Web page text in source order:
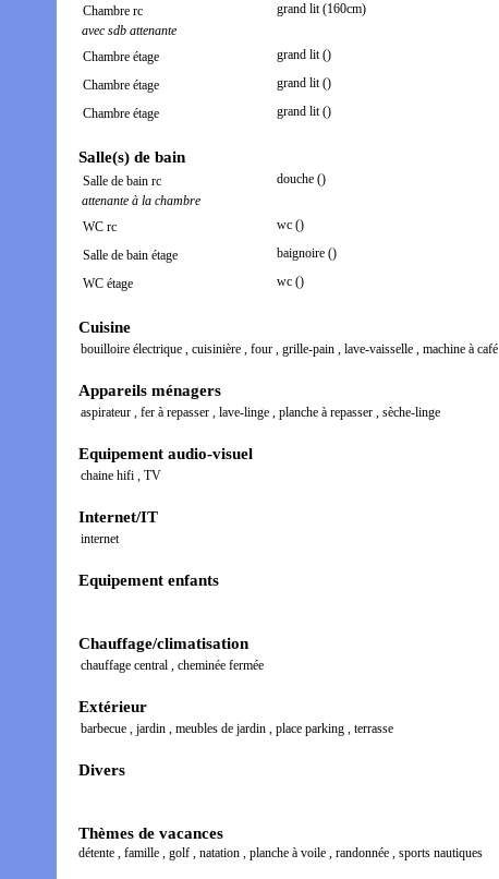
grand lit (160cm)
Chambre rc
avec sdb attenante
grand lit ()
Chambre étage
grand lit ()
Chambre étage
grand lit ()
Chambre étage
Salle(s) de bain
douche ()
Salle de bain rc
attenante à la chambre
wc ()
WC rc
baignoire ()
Salle de bain étage
wc ()
WC étage
Cuisine
bouilloire électrique , cuisinière , four , grille-pain , lave-vaisselle , machine à café
Appareils ménagers
aspirateur , fer à repasser , lave-linge , planche à repasser , sèche-linge
Equipement audio-visuel
chaine hifi , TV
Internet/IT
internet
Equipement enfants
Chauffage/climatisation
chauffage central , cheminée fermée
Extérieur
barbecue , jardin , meubles de jardin , place parking , terrasse
Divers
Thèmes de vacances
détente , famille , golf , natation , planche à voile , randonnée , sports nautiques